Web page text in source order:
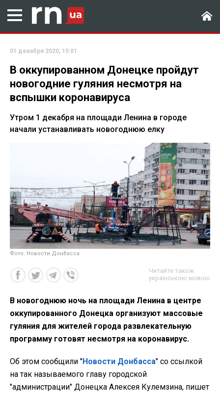
01 декабря 2020, 15:01
В оккупированном Донецке пройдут
новогодние гуляния несмотря на
вспышки коронавируса
Утром 1 декабря на площади Ленина в городе
начали устанавливать новогоднюю елку
Фото: Новости Донбасса
Читайте також
українською мовою
В новогоднюю ночь на площади Ленина в центре
оккупированного Донецка организуют массовые
гуляния для жителей города развлекательную
программу готовят несмотря на коронавирус.
Об этом сообщили "Новости Донбасса" со ссылкой
на так называемого главу городской
"администрации" Донецка Алексея Кулемзина, пишет